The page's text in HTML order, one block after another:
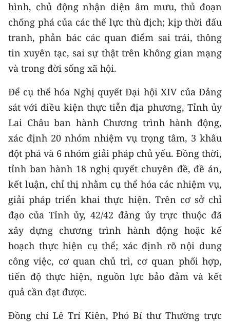
hình, chủ động nhận diện âm mưu, thủ đoạn
chống phá của các thế lực thù địch; kịp thời đấu
tranh, phản bác các quan điểm sai trái, thông
tin xuyên tạc, sai sự thật trên không gian mạng
và trong đời sống xã hội.
Để cụ thể hóa Nghị quyết Đại hội XIV của Đảng
sát với điều kiện thực tiễn địa phương, Tỉnh ủy
Lai Châu ban hành Chương trình hành động,
xác định 20 nhóm nhiệm vụ trọng tâm, 3 khâu
đột phá và 6 nhóm giải pháp chủ yếu. Đồng thời,
tỉnh ban hành 18 nghị quyết chuyên đề, đề án,
kết luận, chỉ thị nhằm cụ thể hóa các nhiệm vụ,
giải pháp triển khai thực hiện. Trên cơ sở chỉ
đạo của Tỉnh ủy, 42/42 đảng ủy trực thuộc đã
xây dựng chương trình hành động hoặc kế
hoạch thực hiện cụ thể; xác định rõ nội dung
công việc, cơ quan chủ trì, cơ quan phối hợp,
tiến độ thực hiện, nguồn lực bảo đảm và kết
quả cần đạt được.
Đồng chí Lê Trí Kiên, Phó Bí thư Thường trực